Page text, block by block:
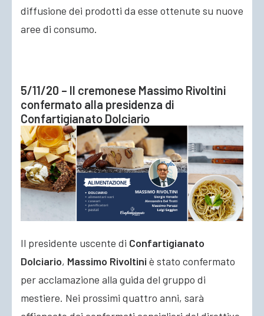
diffusione dei prodotti da esse ottenute su nuove
aree di consumo.
5/11/20 – Il cremonese Massimo Rivoltini
confermato alla presidenza di
Confartigianato Dolciario
Il presidente uscente di Confartigianato
Dolciario, Massimo Rivoltini è stato confermato
per acclamazione alla guida del gruppo di
mestiere. Nei prossimi quattro anni, sarà